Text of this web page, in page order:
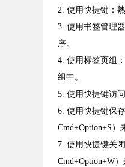
2. 使用快捷键：
3. 使用书签管理
序。
4. 使用标签页组
组中。
5. 使用快捷键访
6. 使用快捷键保
Cmd+Option+S）
7. 使用快捷键关
Cmd+Option+W